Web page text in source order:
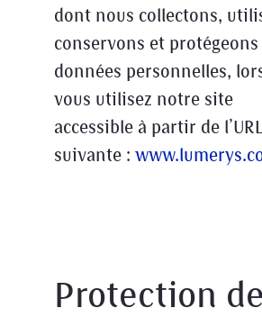
dont nous collectons,
conservons et protégeons
données personnelles,
vous utilisez notre site
accessible à partir de l’URL
suivante :
Protection